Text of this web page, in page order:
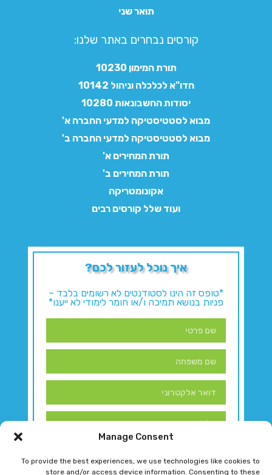
Manage Consent
To provide the best experiences, we use technologies like cookies to
store and/or access device information. Consenting to these
תואר שני
קורסים נבחרים באתר שלנו:​
תורת המימון 10230
חדו"א לכלכלה וניהול 10142
יסודות החשבונאות 10280
מבוא לסטטיסטיקה למדעי החברה א'
מבוא לסטטיסטיקה למדעי החברה ב'
תורת המחירים א'
תורת המחירים ב'
אקונומטריקה
ועוד שלל קורסים רבים
איך נוכל לעזור לכם?
*טופס זה הינו לסטודנטים לא רשומים בלבד –
פניות בנושא תמיכה ו/או חומר לימודי לא ייענו*